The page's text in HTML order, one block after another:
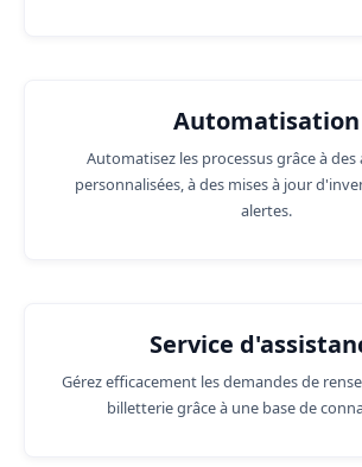
Automatisation
Automatisez les processus grâce à
personnalisées, à des mises à jour
alertes.
Service
Gérez efficacement les demandes de
billetterie grâce à une base de